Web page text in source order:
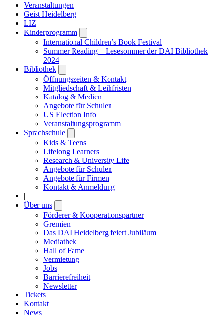
Veranstaltungen
Geist Heidelberg
LIZ
Kinderprogramm
submenu
International Children’s Book Festival
Summer Reading – Lesesommer der DAI Bibliothek
2024
Bibliothek
submenu
Öffnungszeiten & Kontakt
Mitgliedschaft & Leihfristen
Katalog & Medien
Angebote für Schulen
US Election Info
Veranstaltungsprogramm
Sprachschule
submenu
Kids & Teens
Lifelong Learners
Research & University Life
Angebote für Schulen
Angebote für Firmen
Kontakt & Anmeldung
|
Über uns
submenu
Förderer & Kooperationspartner
Gremien
Das DAI Heidelberg feiert Jubiläum
Mediathek
Hall of Fame
Vermietung
Jobs
Barrierefreiheit
Newsletter
Tickets
Kontakt
News